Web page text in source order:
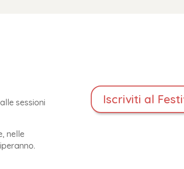
sessioni
nelle
Iscriviti al